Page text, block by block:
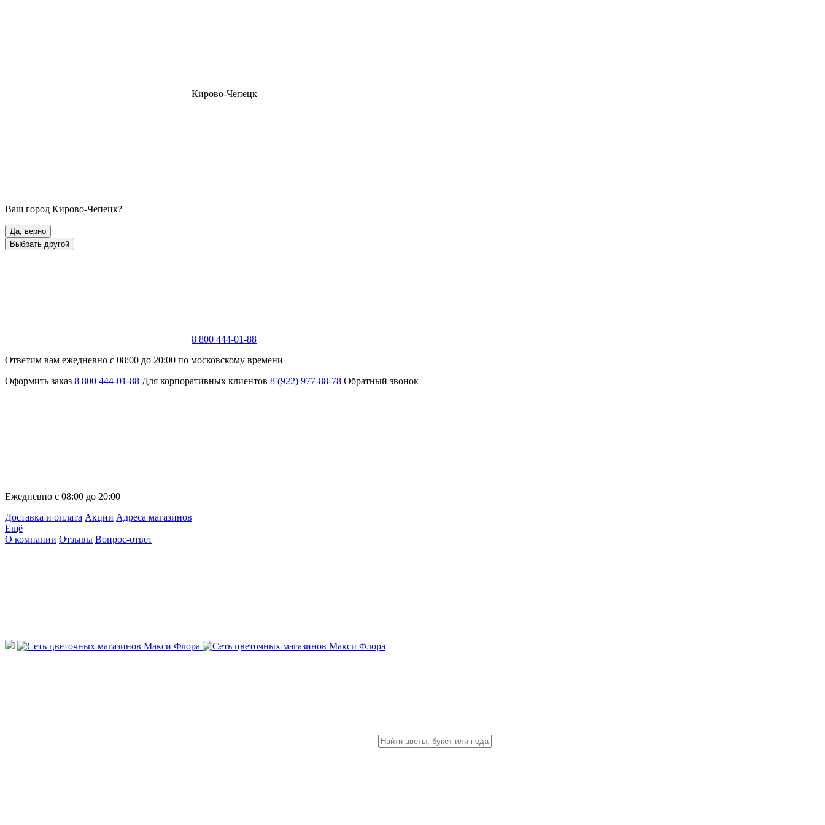
Кирово-Чепецк
Ваш город Кирово-Чепецк?
Да, верно
Выбрать другой
8 800 444-01-88
Ответим вам ежедневно с 08:00 до 20:00 по московскому времени
Оформить заказ 8 800 444-01-88 Для корпоративных клиентов 8 (922) 977-88-78 Обратный звонок
Ежедневно с 08:00 до 20:00
Доставка и оплата Акции Адреса магазинов
Ещё
О компании Отзывы Вопрос-ответ